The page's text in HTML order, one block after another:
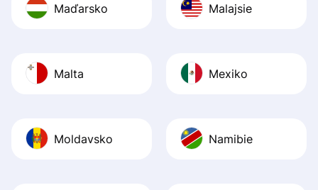
Maďarsko Malajsie
Malta Mexiko
Moldavsko Namibie